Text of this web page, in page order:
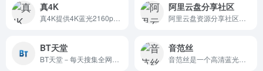
真4K 阿里云盘分享社区
BT天堂 音范丝